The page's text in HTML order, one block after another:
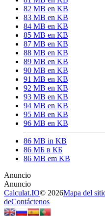
82 MB en KB
83 MB en KB
84 MB en KB
85 MB en KB
87 MB en KB
88 MB en KB
89 MB en KB
90 MB en KB
91 MB en KB
92 MB en KB
93 MB en KB
94 MB en KB
95 MB en KB
96 MB en KB
86 MB in KB
86 МБ в КБ
86 MB em KB
Calculat.IO© 2026Mapa del
deContáctenos